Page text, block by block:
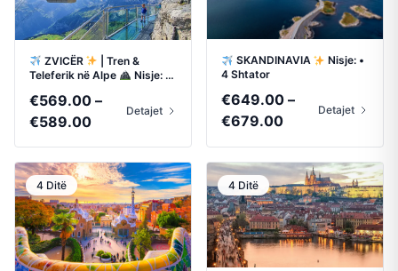
ZVICËR
| Tren &
Teleferik në Alpe
Nisje: •
€569.00 –
€589.00Price
€569.00
through
€589.00
Detajet
SKANDINAVIA
Nisje: •
4 Shtator
€649.00 –
€679.00Price
€649.00
through
€679.00
Detajet
4 Ditë 4 Ditë